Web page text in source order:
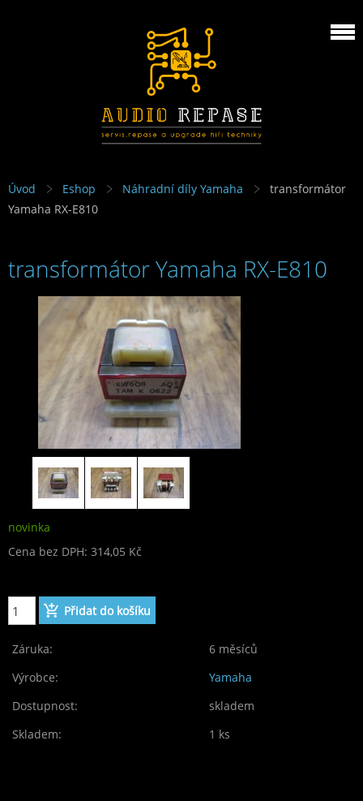
Úvod Eshop Náhradní díly Yamaha
transformátor
Yamaha RX-E810
transformátor Yamaha RX-E810
novinka
Cena bez DPH: 314,05 Kč
Záruka:
6 měsíců
Výrobce:
Yamaha
Dostupnost:
skladem
Skladem:
1 ks